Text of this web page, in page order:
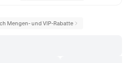
Mengen- und VIP-Rabatte